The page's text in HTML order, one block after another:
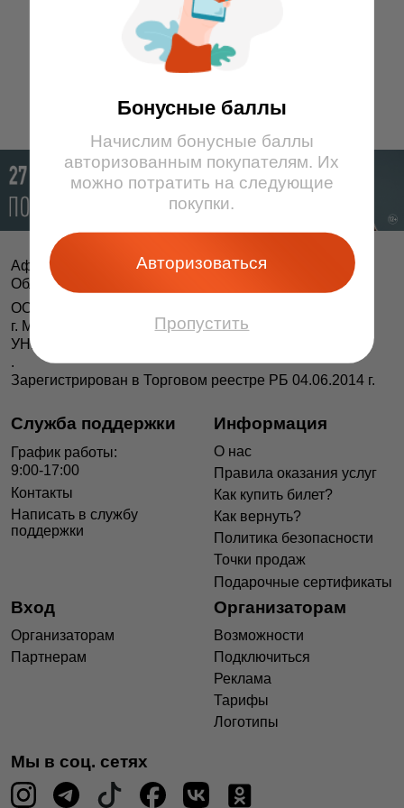
Бонусные баллы
Начислим бонусные баллы
авторизованным покупателям. Их
можно потратить на следующие
покупки.
Авторизоваться
Пропустить
Афіша і білеты BezKassira.by©
Облачная система продажи билетов, 2013 — 2026
ООО «БЕЗКАССИРА БАЙ» Республика Беларусь
г. Минск, ул. Короля, 9, оф. 1
УНП 193615562
.
Зарегистрирован в Торговом реестре РБ 04.06.2014 г.
Служба поддержки
График работы:
9:00-17:00
Контакты
Написать в службу
поддержки
Информация
О нас
Правила оказания услуг
Как купить билет?
Как вернуть?
Политика безопасности
Точки продаж
Подарочные сертификаты
Вход
Организаторам
Партнерам
Организаторам
Возможности
Подключиться
Реклама
Тарифы
Логотипы
Мы в соц. сетях